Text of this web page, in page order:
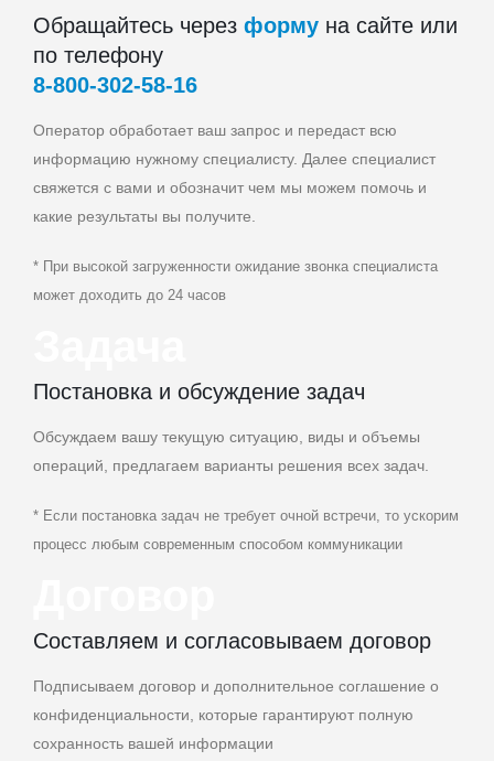
Обращайтесь через форму на сайте или
по телефону
8‑800‑302‑58‑16
Оператор обработает ваш запрос и передаст всю
информацию нужному специалисту. Далее специалист
свяжется с вами и обозначит чем мы можем помочь и
какие результаты вы получите.
* При высокой загруженности ожидание звонка специалиста
может доходить до 24 часов
Постановка и обсуждение задач
Обсуждаем вашу текущую ситуацию, виды и объемы
операций, предлагаем варианты решения всех задач.
* Если постановка задач не требует очной встречи, то ускорим
процесс любым современным способом коммуникации
Составляем и согласовываем договор
Подписываем договор и дополнительное соглашение о
конфиденциальности, которые гарантируют полную
сохранность вашей информации